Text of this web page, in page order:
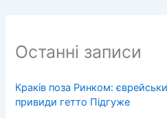
Останні записи
Краків поза Ринком:
привиди гетто Підгуже